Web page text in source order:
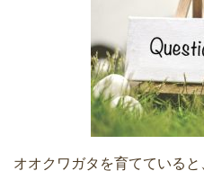
オオクワガタを育てている